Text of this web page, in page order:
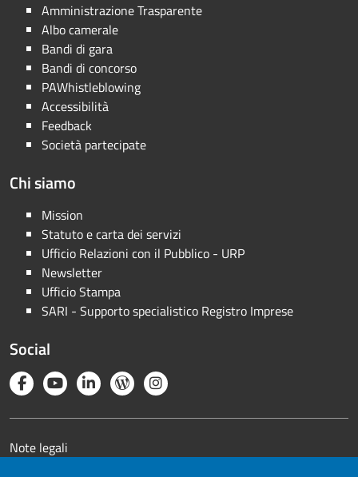
Amministrazione Trasparente
Albo camerale
Bandi di gara
Bandi di concorso
PAWhistleblowing
Accessibilità
Feedback
Società partecipate
Chi siamo
Mission
Statuto e carta dei servizi
Ufficio Relazioni con il Pubblico - URP
Newsletter
Ufficio Stampa
SARI - Supporto specialistico Registro Imprese
Social
Note legali